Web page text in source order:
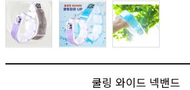
쿨링 와이드 넥밴드